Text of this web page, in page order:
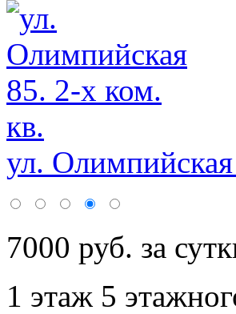
ул.
7000 руб. за
1 этаж 5